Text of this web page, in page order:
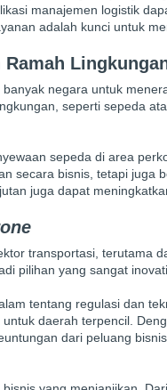
manajemen logistik
adalah kunci untuk
negara untuk
seperti sepeda
sepeda di area
secara bisnis, tetapi juga
juga dapat
transportasi, terutama
pilihan yang sangat
tentang regulasi dan
daerah terpencil.
dari peluang bisnis